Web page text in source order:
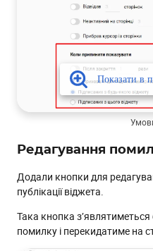
Редагування
Додали кнопки для
публікації віджета.
Така кнопка
помилку і перекидатиме на